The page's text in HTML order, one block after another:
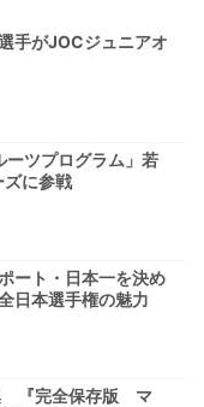
手がJOCジュニアオ
ーツプログラム」若
ズに参戦
ート・日本一を決め
日本選手権の魅力
『完全保存版 マ